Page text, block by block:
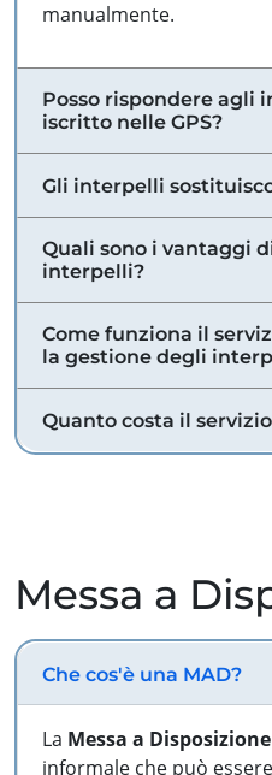
manualmente.
Posso rispondere agli
iscritto nelle GPS?
Gli interpelli
Quali sono i vantaggi
interpelli?
Come funziona il
la gestione degli
Quanto costa il
Messa a
Che cos'è una MAD?
La Messa a
informale che può